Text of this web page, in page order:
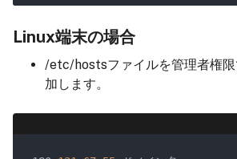
Linux端末の場合
/etc/hostsファイルを管理者権限
加します。